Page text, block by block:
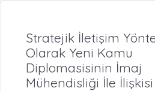
Stratejik İletişim
Olarak Yeni Kamu
Diplomasisinin İmaj
Mühendisliği İle İlişkisi